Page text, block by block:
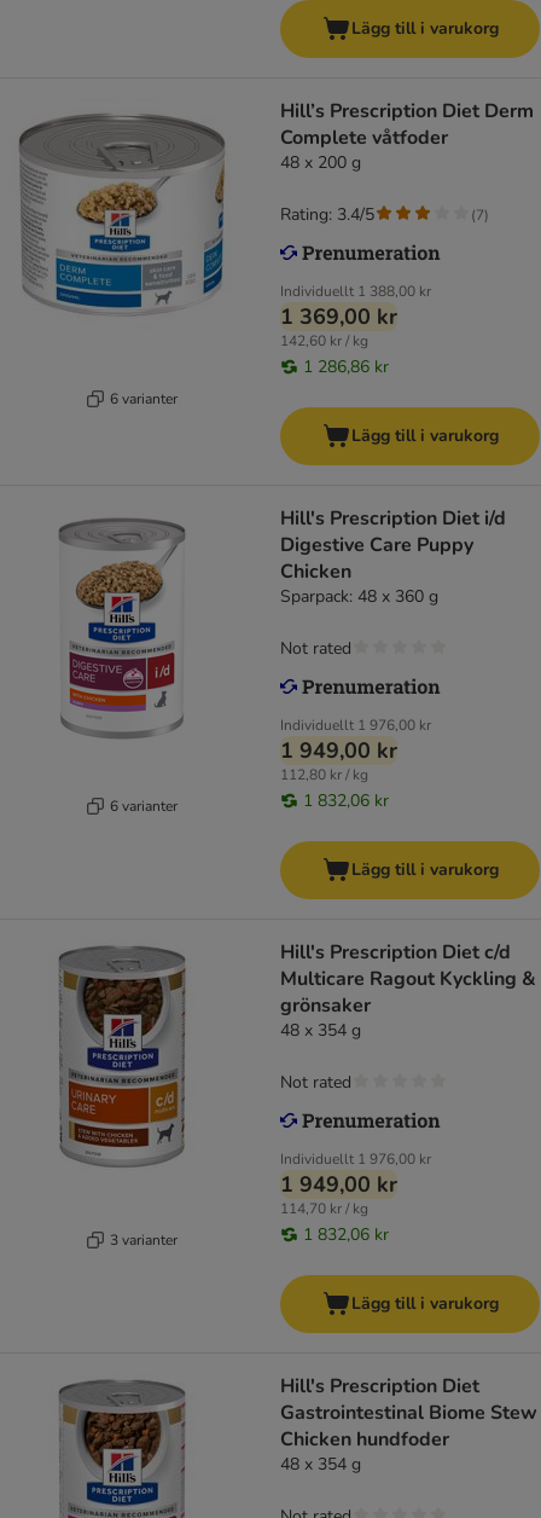
Lägg till i varukorg
6 varianter
Hill’s Prescription Diet Derm
Complete våtfoder
48 x 200 g
Individuellt 1 388,00 kr
1 369,00 kr
142,60 kr / kg
1 286,86 kr
Rating: 3.4/5 (7)
Lägg till i varukorg
6 varianter
Hill's Prescription Diet i/d
Digestive Care Puppy
Chicken
Sparpack: 48 x 360 g
Individuellt 1 976,00 kr
1 949,00 kr
112,80 kr / kg
1 832,06 kr
Not rated
Lägg till i varukorg
3 varianter
Hill's Prescription Diet c/d
Multicare Ragout Kyckling &
grönsaker
48 x 354 g
Individuellt 1 976,00 kr
1 949,00 kr
114,70 kr / kg
1 832,06 kr
Not rated
Lägg till i varukorg
Hill's Prescription Diet
Gastrointestinal Biome Stew
Chicken hundfoder
48 x 354 g